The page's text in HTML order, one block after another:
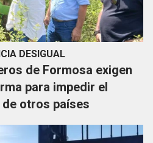
DESIGUAL
de Formosa exigen
para impedir el
otros países